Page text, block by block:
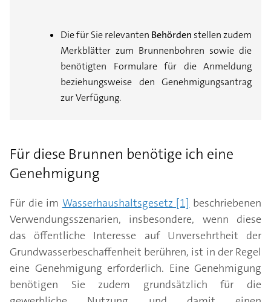
Die für Sie relevanten Behörden stellen zudem
Merkblätter zum Brunnenbohren sowie die
benötigten Formulare für die Anmeldung
beziehungsweise den Genehmigungsantrag
zur Verfügung.
Für diese Brunnen benötige ich eine
Genehmigung
Für die im Wasserhaushaltsgesetz [1] beschriebenen
Verwendungsszenarien, insbesondere, wenn diese
das öffentliche Interesse auf Unversehrtheit der
Grundwasserbeschaffenheit berühren, ist in der Regel
eine Genehmigung erforderlich. Eine Genehmigung
benötigen Sie zudem grundsätzlich für die